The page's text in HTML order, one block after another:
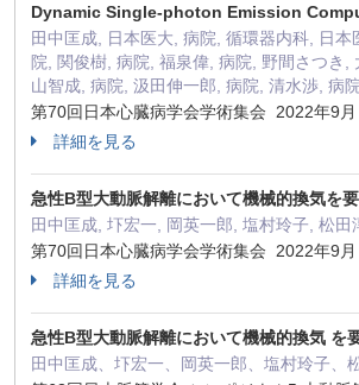
Dynamic Single-photon Emission
田中匡成, 日本医大, 病院, 循環器内科, 日
院, 関俊樹, 病院, 福泉偉, 病院, 野間さつき
山智成, 病院, 汲田伸一郎, 病院, 清水渉, 病院
第70回日本心臓病学会学術集会 2022年9月
詳細を見る
急性B型大動脈解離において機械的換気を
田中匡成, 圷宏一, 岡英一郎, 塩村玲子, 松
第70回日本心臓病学会学術集会 2022年9月
詳細を見る
急性B型大動脈解離において機械的換気 を
田中匡成、圷宏一、岡英一郎、塩村玲子、